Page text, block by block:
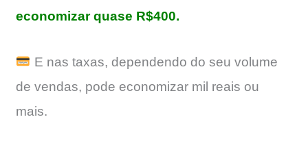
economizar quase R$400.
E nas taxas, dependendo do seu volume
de vendas, pode economizar mil reais ou
mais.